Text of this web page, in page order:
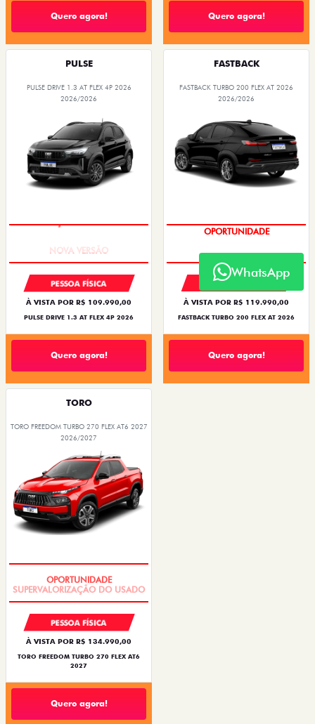
Quero agora! Quero agora!
PULSE
PULSE DRIVE 1.3 AT FLEX 4P 2026
2026/2026
PESSOA FÍSICA
À VISTA POR R$ 109.990,00
PULSE DRIVE 1.3 AT FLEX 4P 2026
Quero agora!
FASTBACK
FASTBACK TURBO 200 FLEX AT 2026
2026/2026
OPORTUNIDADE
PESSOA FÍSICA
À VISTA POR R$ 119.990,00
FASTBACK TURBO 200 FLEX AT 2026
Quero agora!
TORO
TORO FREEDOM TURBO 270 FLEX AT6 2027
2026/2027
PESSOA FÍSICA
À VISTA POR R$ 134.990,00
TORO FREEDOM TURBO 270 FLEX AT6
2027
Quero agora!
WhatsApp